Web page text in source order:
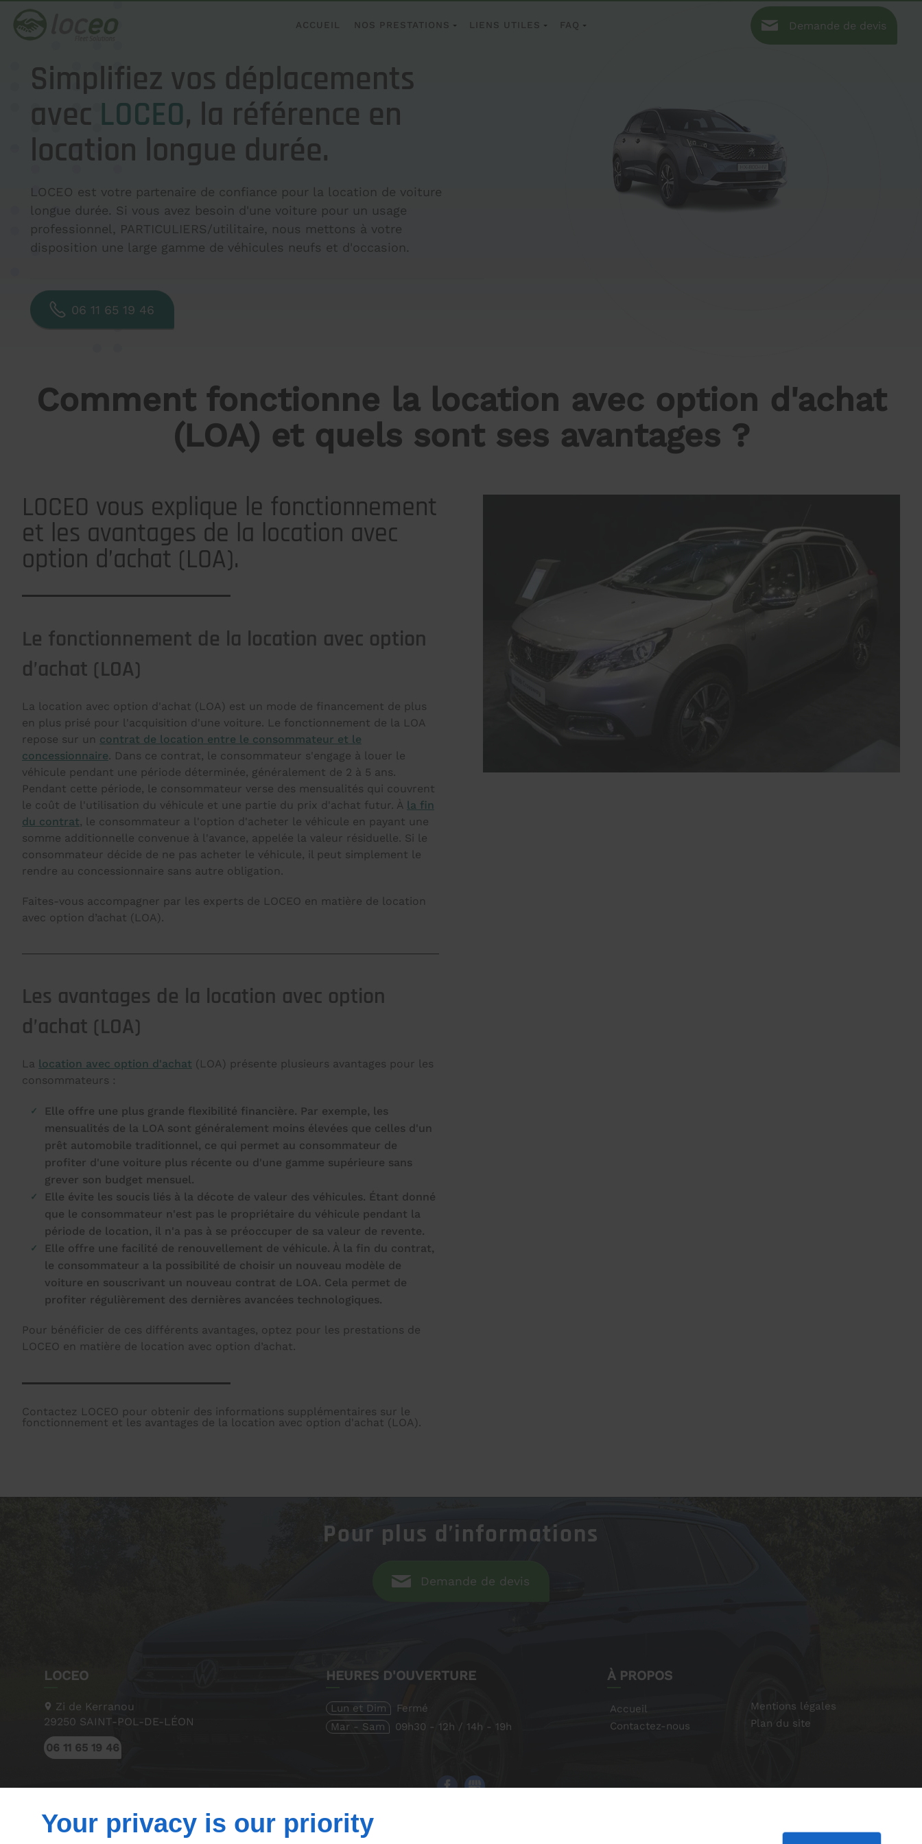
Simplifiez vos déplacements
avec LOCEO, la référence en
location longue durée.
LOCEO est votre partenaire de confiance pour la location de voiture
longue durée. Si vous avez besoin d'une voiture pour un usage
professionnel, PARTICULIERS/utilitaire, nous mettons à votre
disposition une large gamme de véhicules neufs et d'occasion.
06 11 65 19 46
ACCUEIL NOS PRESTATIONS LIENS UTILES FAQ Demande de devis
Comment fonctionne la location avec option d'achat
(LOA) et quels sont ses avantages ?
LOCEO vous explique le fonctionnement
et les avantages de la location avec
option d’achat (LOA).
Le fonctionnement de la location avec option
d’achat (LOA)
La location avec option d'achat (LOA) est un mode de financement de plus
en plus prisé pour l'acquisition d'une voiture. Le fonctionnement de la LOA
repose sur un contrat de location entre le consommateur et le
concessionnaire. Dans ce contrat, le consommateur s'engage à louer le
véhicule pendant une période déterminée, généralement de 2 à 5 ans.
Pendant cette période, le consommateur verse des mensualités qui couvrent
le coût de l'utilisation du véhicule et une partie du prix d'achat futur. À la fin
du contrat, le consommateur a l'option d'acheter le véhicule en payant une
somme additionnelle convenue à l'avance, appelée la valeur résiduelle. Si le
consommateur décide de ne pas acheter le véhicule, il peut simplement le
rendre au concessionnaire sans autre obligation.
Faites-vous accompagner par les experts de LOCEO en matière de location
avec option d’achat (LOA).
Les avantages de la location avec option
d’achat (LOA)
La location avec option d'achat (LOA) présente plusieurs avantages pour les
consommateurs :
Elle offre une plus grande flexibilité financière. Par exemple, les
mensualités de la LOA sont généralement moins élevées que celles d'un
prêt automobile traditionnel, ce qui permet au consommateur de
profiter d'une voiture plus récente ou d'une gamme supérieure sans
grever son budget mensuel.
Elle évite les soucis liés à la décote de valeur des véhicules. Étant donné
que le consommateur n'est pas le propriétaire du véhicule pendant la
période de location, il n'a pas à se préoccuper de sa valeur de revente.
Elle offre une facilité de renouvellement de véhicule. À la fin du contrat,
le consommateur a la possibilité de choisir un nouveau modèle de
voiture en souscrivant un nouveau contrat de LOA. Cela permet de
profiter régulièrement des dernières avancées technologiques.
Pour bénéficier de ces différents avantages, optez pour les prestations de
LOCEO en matière de location avec option d’achat.
Contactez LOCEO pour obtenir des informations supplémentaires sur le
fonctionnement et les avantages de la location avec option d'achat (LOA).
Pour plus d’informations
Demande de devis
LOCEO
Zi de Kerranou
29250 SAINT-POL-DE-LÉON
06 11 65 19 46
HEURES D'OUVERTURE
Lun et Dim
Fermé
Mar - Sam
09h30 - 12h / 14h - 19h
À PROPOS
Accueil
Contactez-nous
Mentions légales
Plan du site
Your privacy is our priority